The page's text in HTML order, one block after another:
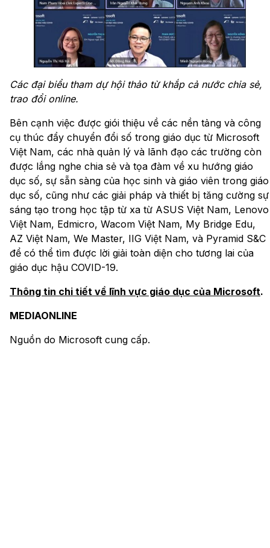
Các đại biểu tham dự hội thảo từ khắp cả nước chia sẻ,
trao đổi online.
Bên cạnh việc được giói thiệu về các nền tảng và công
cụ thúc đẩy chuyển đổi số trong giáo dục từ Microsoft
Việt Nam, các nhà quản lý và lãnh đạo các trường còn
được lắng nghe chia sẻ và tọa đàm về xu hướng giáo
dục số, sự sẵn sàng của học sinh và giáo viên trong giáo
dục số, cũng như các giải pháp và thiết bị tăng cường sự
sáng tạo trong học tập từ xa từ ASUS Việt Nam, Lenovo
Việt Nam, Edmicro, Wacom Việt Nam, My Bridge Edu,
AZ Việt Nam, We Master, IIG Việt Nam, và Pyramid S&C
để có thể tìm được lời giải toàn diện cho tương lai của
giáo dục hậu COVID-19.
Thông tin chi tiết về lĩnh vực giáo dục của Microsoft.
MEDIAONLINE
Nguồn do Microsoft cung cấp.